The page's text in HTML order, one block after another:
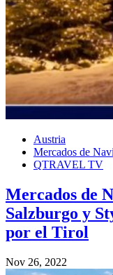
Austria
Mercados de
QTRAVEL TV
Mercados de
Salzburgo y
por el Tirol
Nov 26, 2022